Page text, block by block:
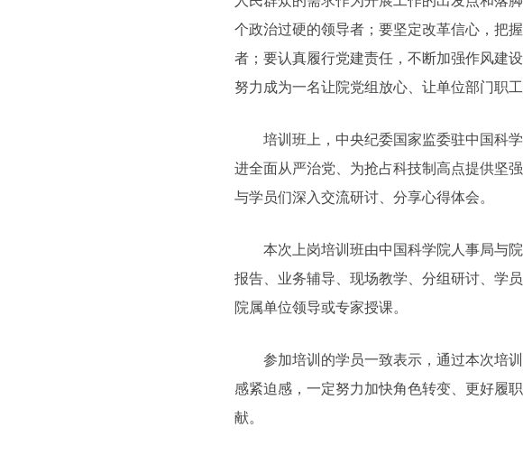
个政治过硬的领导者；要坚定改革信心，把
者；要认真履行党建责任，不断加强作风建
努力成为一名让院党组放心、让单位部门职
培训班上，中央纪委国家监委驻中国科
进全面从严治党、为抢占科技制高点提供坚
与学员们深入交流研讨、分享心得体会。
本次上岗培训班由中国科学院人事局与
报告、业务辅导、现场教学、分组研讨、学
院属单位领导或专家授课。
参加培训的学员一致表示，通过本次培
感紧迫感，一定努力加快角色转变、更好履
献。